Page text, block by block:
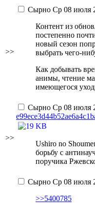
>>
Сырно Ср 08 июля
Контент из
постепенно
новый сезон
выбрать чего-
Как добывать
анимы, чтение
имеющегося
>>
Сырно Ср 08 июля
Ushiro no
борьбу с
поручика
Сырно Ср 08 июля
>>5400785